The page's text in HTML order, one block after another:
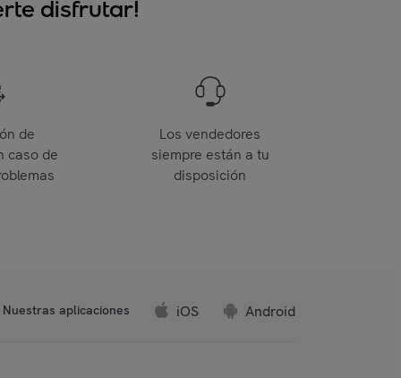
disfrutar!
de
caso de
Los vendedores
siempre están a tu
disposición
Nuestras aplicaciones iOS Android